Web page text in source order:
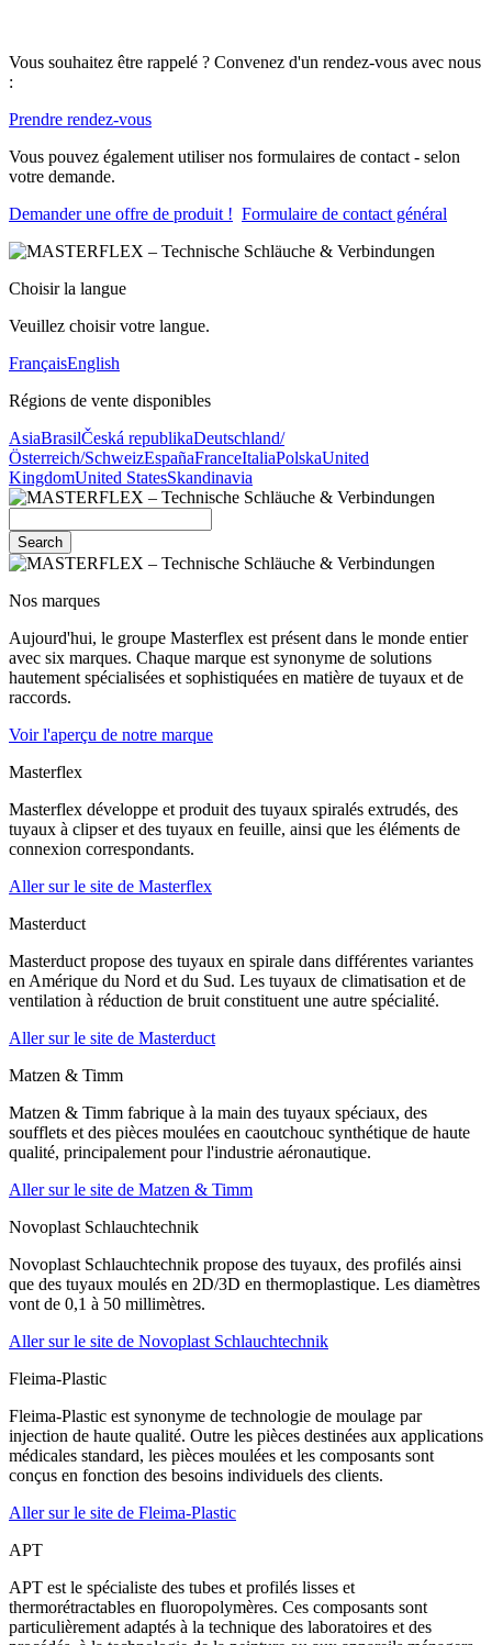
Vous souhaitez être rappelé ? Convenez d'un rendez-vous avec nous
:
Prendre rendez-vous
Vous pouvez également utiliser nos formulaires de contact - selon
votre demande.
Demander une offre de produit ! Formulaire de contact général
Choisir la langue
Veuillez choisir votre langue.
FrançaisEnglish
Régions de vente disponibles
AsiaBrasilČeská republikaDeutschland/
Österreich/SchweizEspañaFranceItaliaPolskaUnited
KingdomUnited StatesSkandinavia
Search
Nos marques
Aujourd'hui, le groupe Masterflex est présent dans le monde entier
avec six marques. Chaque marque est synonyme de solutions
hautement spécialisées et sophistiquées en matière de tuyaux et de
raccords.
Voir l'aperçu de notre marque
Masterflex
Masterflex développe et produit des tuyaux spiralés extrudés, des
tuyaux à clipser et des tuyaux en feuille, ainsi que les éléments de
connexion correspondants.
Aller sur le site de Masterflex
Masterduct
Masterduct propose des tuyaux en spirale dans différentes variantes
en Amérique du Nord et du Sud. Les tuyaux de climatisation et de
ventilation à réduction de bruit constituent une autre spécialité.
Aller sur le site de Masterduct
Matzen & Timm
Matzen & Timm fabrique à la main des tuyaux spéciaux, des
soufflets et des pièces moulées en caoutchouc synthétique de haute
qualité, principalement pour l'industrie aéronautique.
Aller sur le site de Matzen & Timm
Novoplast Schlauchtechnik
Novoplast Schlauchtechnik propose des tuyaux, des profilés ainsi
que des tuyaux moulés en 2D/3D en thermoplastique. Les diamètres
vont de 0,1 à 50 millimètres.
Aller sur le site de Novoplast Schlauchtechnik
Fleima-Plastic
Fleima-Plastic est synonyme de technologie de moulage par
injection de haute qualité. Outre les pièces destinées aux applications
médicales standard, les pièces moulées et les composants sont
conçus en fonction des besoins individuels des clients.
Aller sur le site de Fleima-Plastic
APT
APT est le spécialiste des tubes et profilés lisses et
thermorétractables en fluoropolymères. Ces composants sont
particulièrement adaptés à la technique des laboratoires et des